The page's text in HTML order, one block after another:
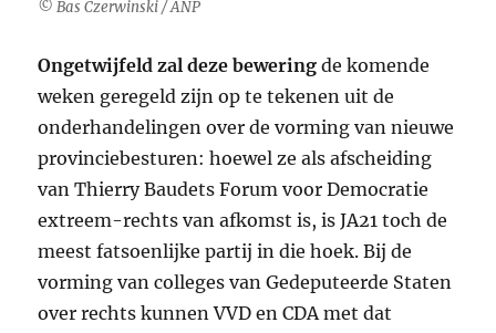
© Bas Czerwinski / ANP
Ongetwijfeld zal deze bewering de komende
weken geregeld zijn op te tekenen uit de
onderhandelingen over de vorming van nieuwe
provinciebesturen: hoewel ze als afscheiding
van Thierry Baudets Forum voor Democratie
extreem-rechts van afkomst is, is JA21 toch de
meest fatsoenlijke partij in die hoek. Bij de
vorming van colleges van Gedeputeerde Staten
over rechts kunnenVVD enCDAmet dat